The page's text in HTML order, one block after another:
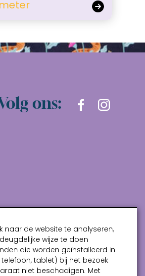
ons:
naar de website te analyseren,
wijze te doen
die worden geïnstalleerd in
tablet) bij het bezoek
niet beschadigen. Met